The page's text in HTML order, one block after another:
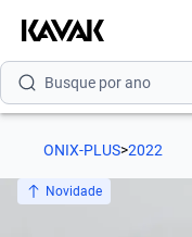
Busque por versão
Busque por ano
ONIX-PLUS>2022
Novidade